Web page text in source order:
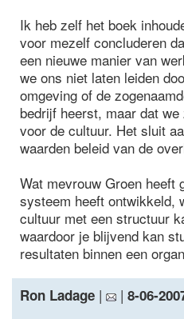
Ik heb zelf het boek
voor mezelf concluderen
een nieuwe manier van
we ons niet laten leiden
omgeving of de
bedrijf heerst, maar dat
voor de cultuur. Het sluit
waarden beleid van de
Wat mevrouw Groen heeft
systeem heeft ontwikkeld,
cultuur met een structuur
waardoor je blijvend kan
resultaten binnen een
Ron Ladage | | 8-06-